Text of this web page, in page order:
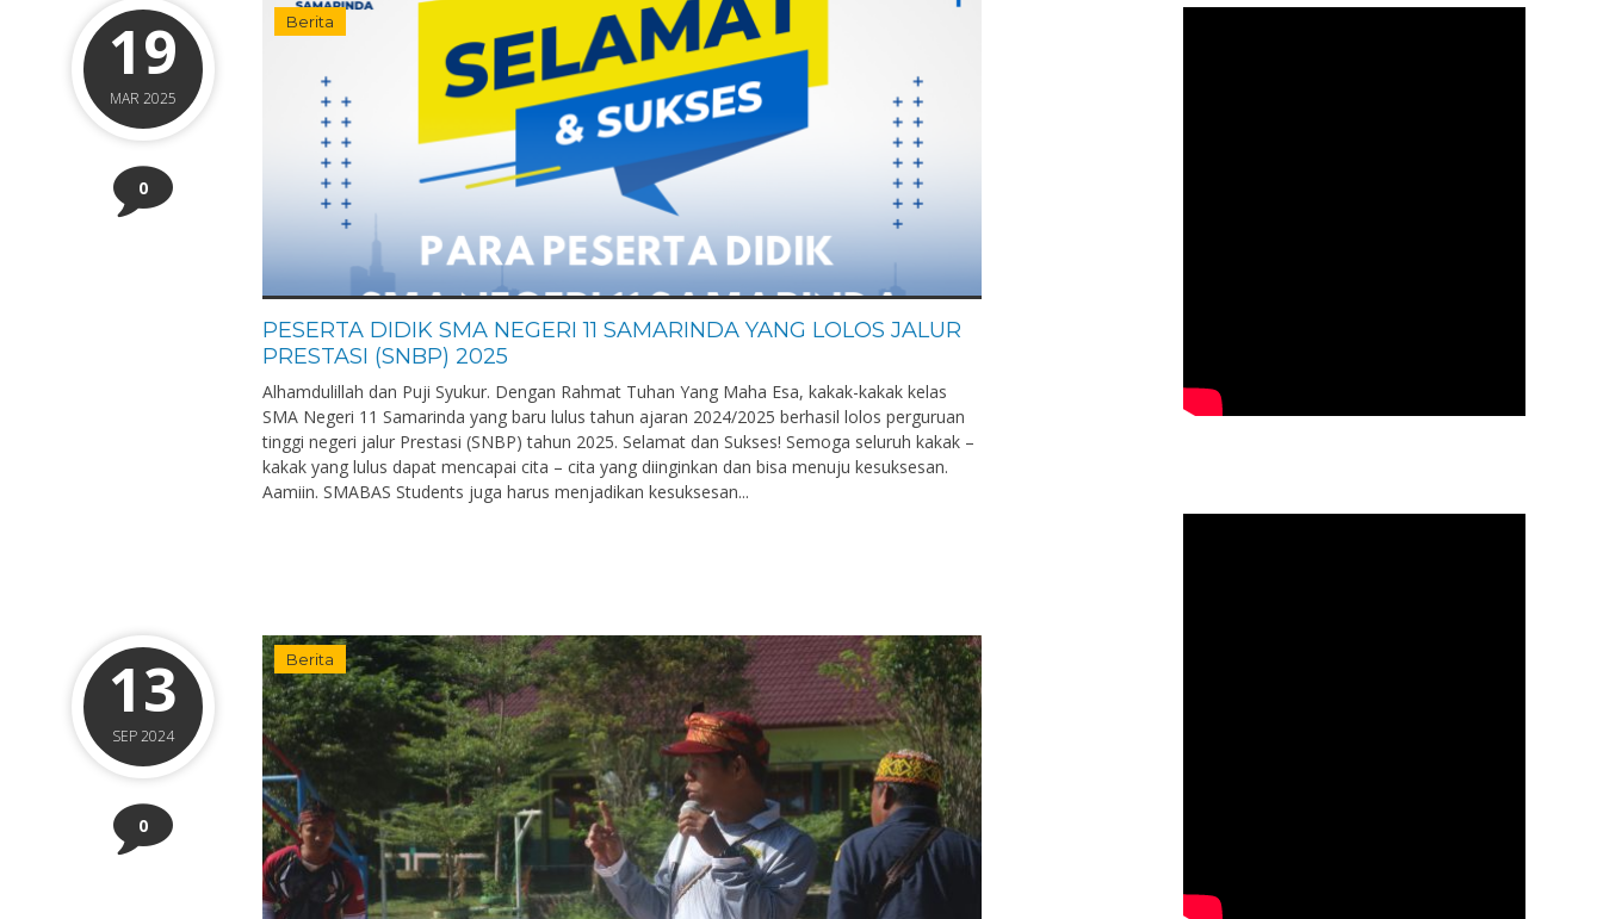
19
MAR 2025
0
Berita
PESERTA DIDIK SMA NEGERI 11 SAMARINDA YANG LOLOS JALUR
PRESTASI (SNBP) 2025
Alhamdulillah dan Puji Syukur. Dengan Rahmat Tuhan Yang Maha Esa, kakak-kakak kelas
SMA Negeri 11 Samarinda yang baru lulus tahun ajaran 2024/2025 berhasil lolos perguruan
tinggi negeri jalur Prestasi (SNBP) tahun 2025. Selamat dan Sukses! Semoga seluruh kakak –
kakak yang lulus dapat mencapai cita – cita yang diinginkan dan bisa menuju kesuksesan.
Aamiin. SMABAS Students juga harus menjadikan kesuksesan...
13
SEP 2024
0
Berita